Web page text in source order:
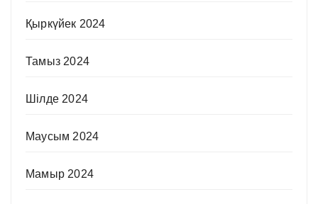
Қыркүйек 2024
Тамыз 2024
Шілде 2024
Маусым 2024
Мамыр 2024